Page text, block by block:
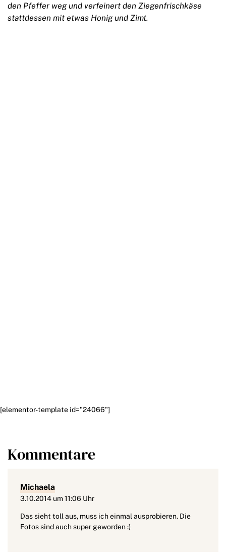
den Pfeffer weg und verfeinert den Ziegenfrischkäse
stattdessen mit etwas Honig und Zimt.
[elementor-template id="24066"]
Kommentare
Michaela
3.10.2014 um 11:06 Uhr
Das sieht toll aus, muss ich einmal ausprobieren. Die
Fotos sind auch super geworden :)